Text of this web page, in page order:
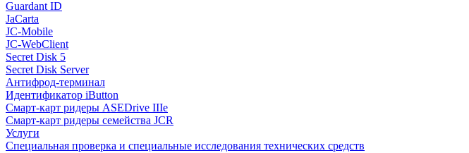
Guardant ID
JaCarta
JC-Mobile
JC-WebClient
Secret Disk 5
Secret Disk Server
Антифрод-терминал
Идентификатор iButton
Смарт-карт ридеры ASEDrive IIIe
Смарт-карт ридеры семейства JCR
Услуги
Специальная проверка и специальные исследования технических средств